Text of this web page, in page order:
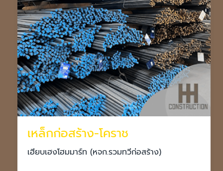
เหล็กก่อสร้าง-โคราช
เฮียบเฮงโฮมมาร์ท (หจก.รวมทวีก่อสร้าง)